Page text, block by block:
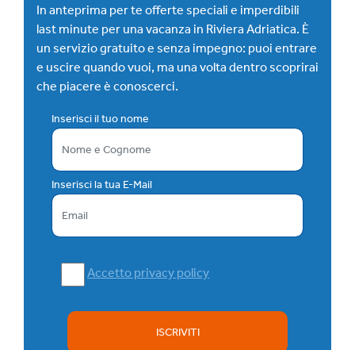
In anteprima per te offerte speciali e imperdibili
last minute per una vacanza in Riviera Adriatica. È
un servizio gratuito e senza impegno: puoi entrare
e uscire quando vuoi, ma una volta dentro scoprirai
che piacere è conoscerci.
Inserisci il tuo nome
Inserisci la tua E-Mail
Accetto privacy policy
ISCRIVITI